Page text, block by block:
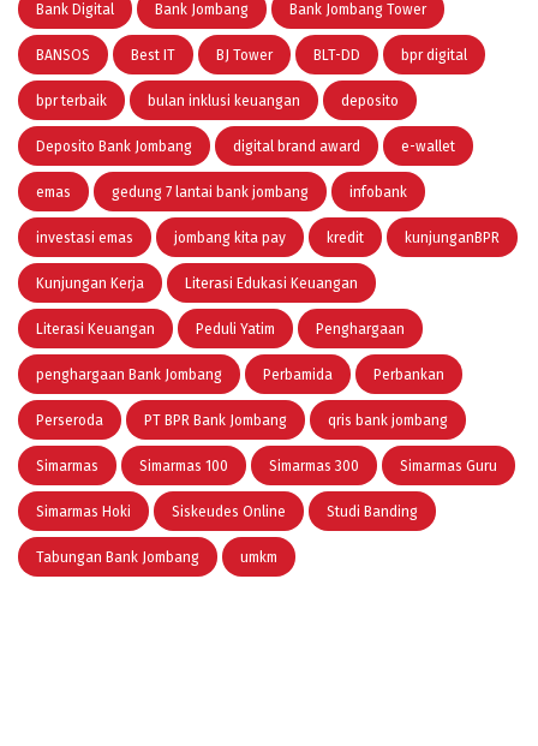
Bank Digital Bank Jombang Bank Jombang Tower
BANSOS Best IT BJ Tower BLT-DD bpr digital
bpr terbaik bulan inklusi keuangan deposito
Deposito Bank Jombang digital brand award e-wallet
emas gedung 7 lantai bank jombang infobank
investasi emas jombang kita pay kredit kunjunganBPR
Kunjungan Kerja Literasi Edukasi Keuangan
Literasi Keuangan Peduli Yatim Penghargaan
penghargaan Bank Jombang Perbamida Perbankan
Perseroda PT BPR Bank Jombang qris bank jombang
Simarmas Simarmas 100 Simarmas 300 Simarmas Guru
Simarmas Hoki Siskeudes Online Studi Banding
Tabungan Bank Jombang umkm